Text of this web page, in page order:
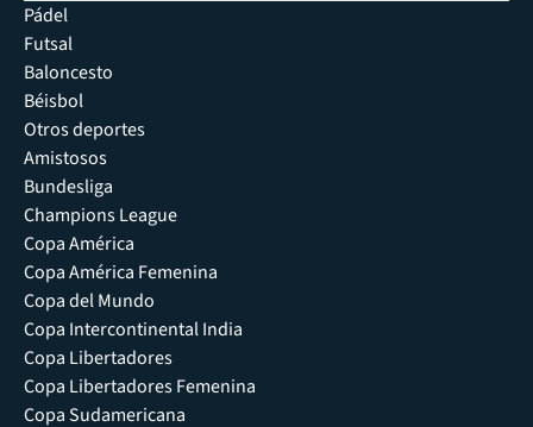
Pádel
Futsal
Baloncesto
Béisbol
Otros deportes
Amistosos
Bundesliga
Champions League
Copa América
Copa América Femenina
Copa del Mundo
Copa Intercontinental India
Copa Libertadores
Copa Libertadores Femenina
Copa Sudamericana